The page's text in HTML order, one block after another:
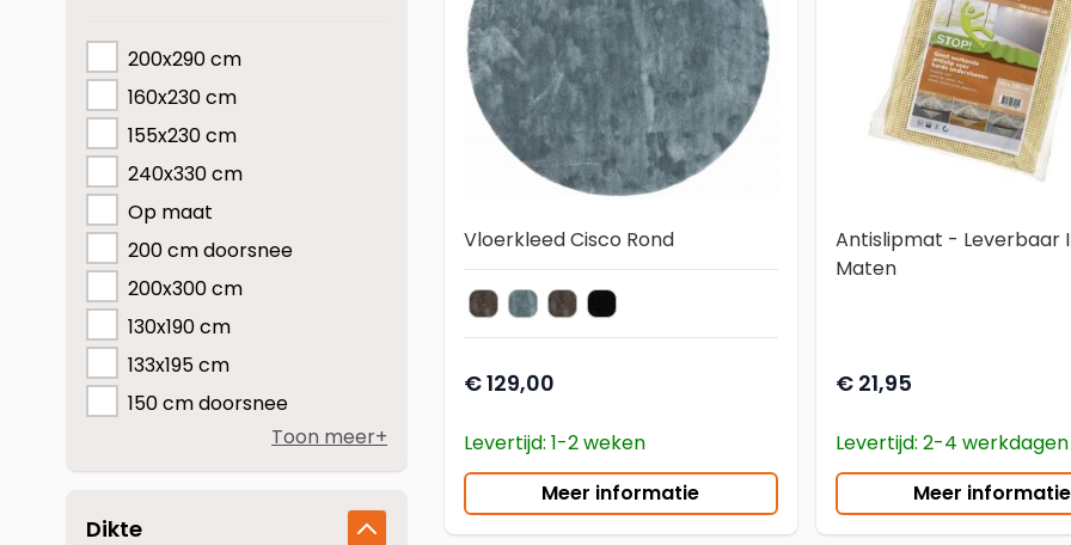
200x290 cm
160x230 cm
155x230 cm
240x330 cm
Op maat
200 cm doorsnee
200x300 cm
130x190 cm
133x195 cm
150 cm doorsnee
Toon meer+
Dikte
Vloerkleed Cisco Rond
kleur vloerkleed
Cisco rond 24
Cisco rond 32
Cisco rond 23
Cisco rond 25
€ 129,00
Levertijd: 1-2 weken
Meer informatie
Antislipmat - Leverbaar
Maten
€ 21,95
Levertijd: 2-4 werkdagen
Meer informatie